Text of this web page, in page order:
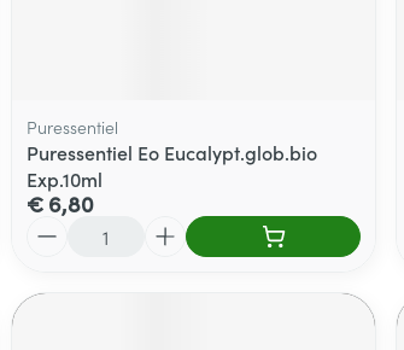
Puressentiel
Puressentiel Eo Eucalypt.glob.bio
Exp.10ml
€ 6,80